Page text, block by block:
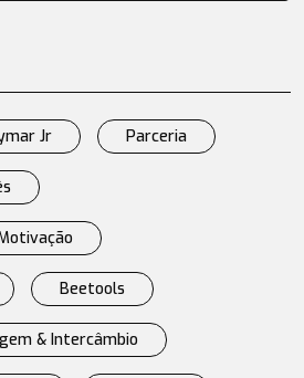
Jr Parceria
Beetools
& Intercâmbio